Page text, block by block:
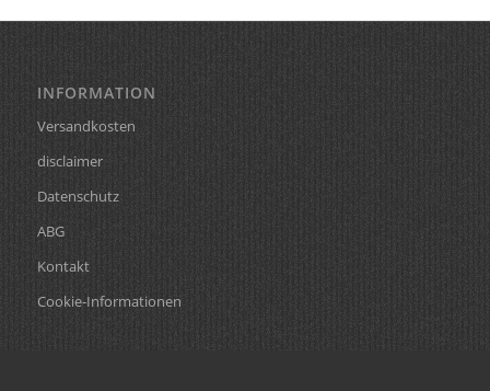
INFORMATION
Versandkosten
disclaimer
Datenschutz
ABG
Kontakt
Cookie-Informationen